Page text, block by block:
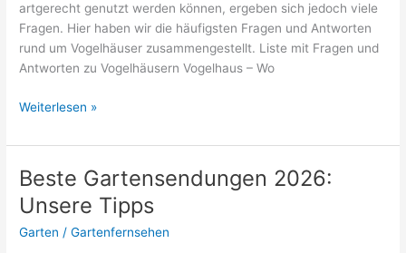
artgerecht genutzt werden können, ergeben sich jedoch viele
Fragen. Hier haben wir die häufigsten Fragen und Antworten
rund um Vogelhäuser zusammengestellt. Liste mit Fragen und
Antworten zu Vogelhäusern Vogelhaus – Wo
Vogelhaus
–
Fragen
und
Antworten
Weiterlesen »
Beste Gartensendungen 2026:
Unsere Tipps
Garten /Gartenfernsehen